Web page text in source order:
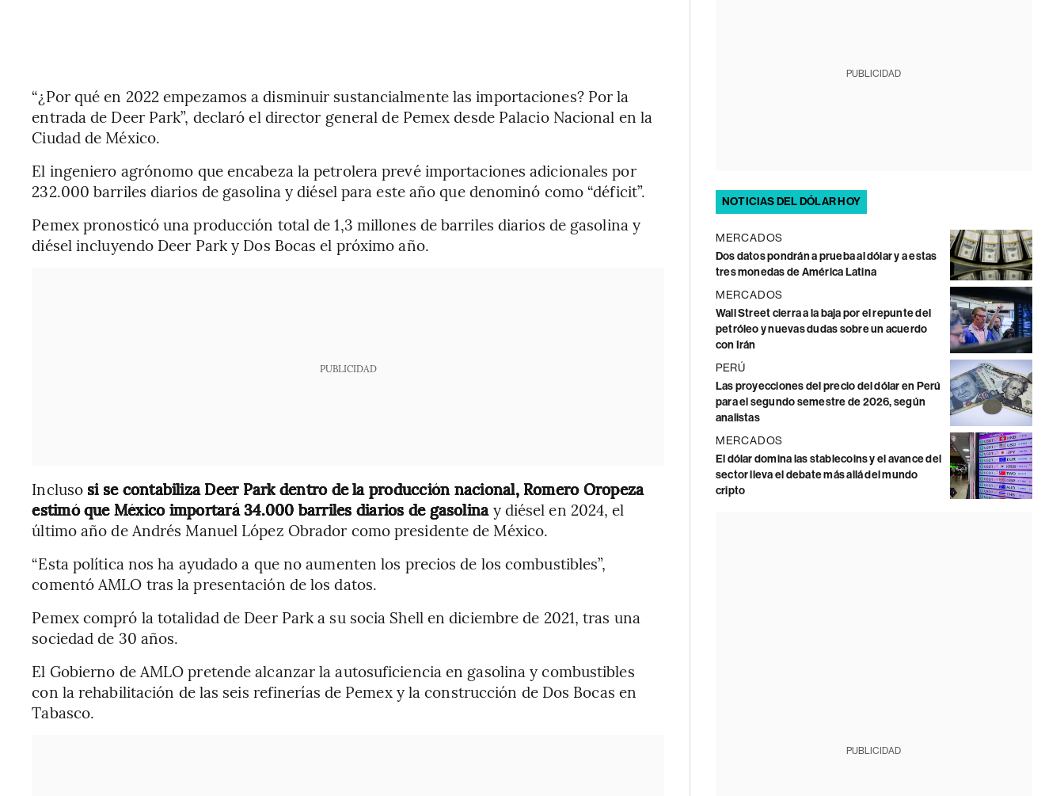
“¿Por qué en 2022 empezamos a disminuir sustancialmente las importaciones? Por la
entrada de Deer Park”, declaró el director general de Pemex desde Palacio Nacional en la
Ciudad de México.
El ingeniero agrónomo que encabeza la petrolera prevé importaciones adicionales por
232.000 barriles diarios de gasolina y diésel para este año que denominó como “déficit”.
Pemex pronosticó una producción total de 1,3 millones de barriles diarios de gasolina y
diésel incluyendo Deer Park y Dos Bocas el próximo año.
PUBLICIDAD
Incluso si se contabiliza Deer Park dentro de la producción nacional, Romero Oropeza
estimó que México importará 34.000 barriles diarios de gasolinay diésel en 2024, el
último año de Andrés Manuel López Obrador como presidente de México.
“Esta política nos ha ayudado a que no aumenten los precios de los combustibles”,
comentó AMLO tras la presentación de los datos.
Pemex compró la totalidad de Deer Park a su socia Shell en diciembre de 2021, tras una
sociedad de 30 años.
El Gobierno de AMLO pretende alcanzar la autosuficiencia en gasolina y combustibles
con la rehabilitación de las seis refinerías de Pemex y la construcción de Dos Bocas en
Tabasco.
PUBLICIDAD
NOTICIAS DEL DÓLAR HOY
MERCADOS
Dos datos pondrán a prueba al dólar y a estas
tres monedas de América Latina
MERCADOS
Wall Street cierra a la baja por el repunte del
petróleo y nuevas dudas sobre un acuerdo
con Irán
PERÚ
Las proyecciones del precio del dólar en Perú
para el segundo semestre de 2026, según
analistas
MERCADOS
El dólar domina las stablecoins y el avance del
sector lleva el debate más allá del mundo
cripto
PUBLICIDAD